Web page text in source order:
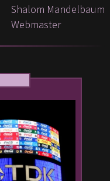
Shalom Mandelbaum
Webmaster